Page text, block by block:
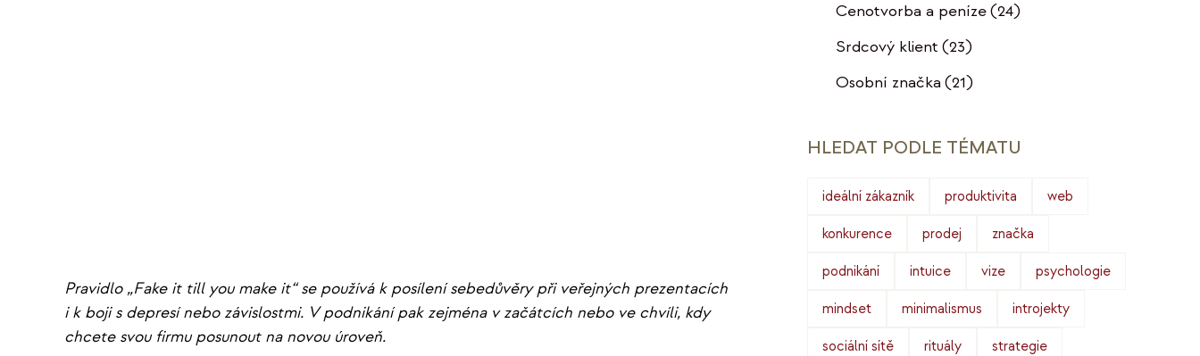
Pravidlo „Fake it till you make it“ se používá k posílení sebedůvěry při veřejných prezentacích
i k boji s depresí nebo závislostmi. V podnikání pak zejména v začátcích nebo ve chvíli, kdy
chcete svou firmu posunout na novou úroveň.
Cenotvorba a peníze(24)
Srdcový klient (23)
Osobní značka (21)
HLEDAT PODLE TÉMATU
ideální zákazník produktivita web
konkurence prodej značka
podnikání intuice vize psychologie
mindset minimalismus introjekty
sociální sítě rituály strategie